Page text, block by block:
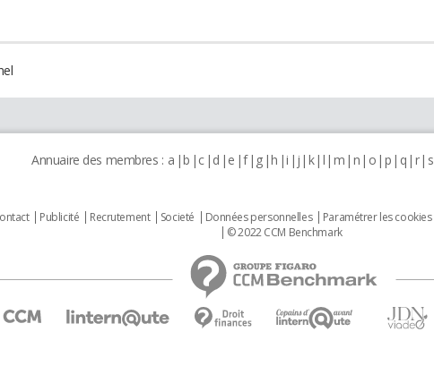
Annuaire des membres : a b c d e f g h i j k l m n o p q r s
Publicité Recrutement Societé Données personnelles Paramétrer les cookies
© 2022 CCM Benchmark